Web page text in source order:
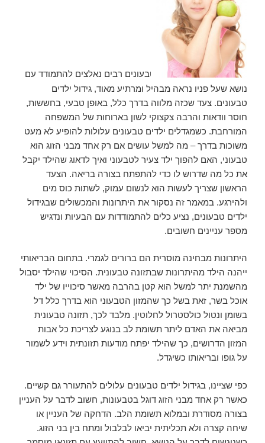
טבעונים רבים נאלצים להתמודד עם
נושא שעל פניו נראה מבהיל ומרתיע מאוד, גידול ילדים
טבעונים. צעד שכזה מלווה בדרך כלל, באופן טבעי, בחששות,
חוסר וודאות והרבה צקצוקי לשון בארוחות של המשפחה
המורחבת. כשמגדלים ילדים טבעונים עלולות להופיע לא מעט
משוכות בדרך – מה למשל עושים אם רק אחד מבני הזוג הוא
טבעוני, האם להפוך ילד צעיר לטבעוני ואיך לדאוג שהילד יקבל
את כל מה שדרוש לו כדי להתפתח בצורה בריאה. הצעד
הראשון שצריך לעשות הוא לנשום עמוק, לשתות כוס מים
ולהירגע. במאמר זה נסקור את היתרונות והמכשולים שבגידול
ילדים טבעונים, נציע כלים להתמודדות עם הבעיות ונדגיש
מספר עניינים חשובים.
היתרונות מבחינה מוסרית הם ברורים לגמרי. בתחום הבריאותי
ייהנה הילד מהיתרונות שבתזונה טבעונית. הסיכוי שהילד יסבול
מהשמנת יתר למשל הוא קטן בהרבה מאשר סיכוייו של ילד
אוכל בשר, זאת בשל כך שהמזון הטבעוני הוא בדרך כלל דל
בשומן ונטול כולסטרול לחלוטין. מלבד לכך, תזונה טבעונית
מביאה את האדם ליתר תשומת לב בנוגע לצריכת כל אבות
המזון הדרושים, כך שהילד יפתח מודעות תזונתית וידע לשמור
על גופו ובריאותו כשיגדל.
כפי שציינו, בגידול ילדים טבעונים עלולים להתעורר גם קשיים.
כאשר רק אחד מבני הזוג דוגל בטבעונות, חשוב לדבר על העניין
בצורה מסודרת ובמלוא תשומת הלב. הדחקה של העניין או
שיחה קצרה ולא תכליתית יביאו לבלבול ומתח בין בני הזוג.